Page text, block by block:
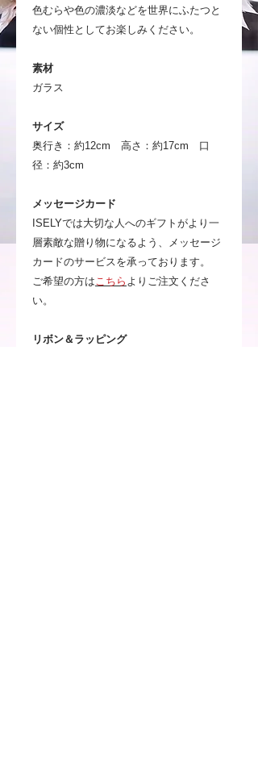
色むらや色の濃淡などを世界にふたつと
ない個性としてお楽しみください。
素材
ガラス
サイズ
奥行き：約12cm 高さ：約17cm 口
径：約3cm
メッセージカード
ISELYでは大切な人へのギフトがより一
層素敵な贈り物になるよう、メッセージ
カードのサービスを承っております。
ご希望の方はこちら よりご注文くださ
い。
リボン＆ラッピング